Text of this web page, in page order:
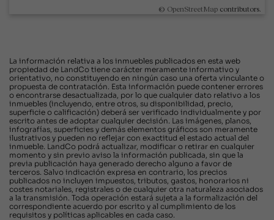
© OpenStreetMap contributors.
La información relativa a los inmuebles publicados en esta web
propiedad de LandCo tiene carácter meramente informativo y
orientativo, no constituyendo en ningún caso una oferta vinculante o
propuesta de contratación. Esta información puede contener errores
o encontrarse desactualizada, por lo que cualquier dato relativo a los
inmuebles (incluyendo, entre otros, su disponibilidad, precio,
superficie o calificación) deberá ser verificado individualmente y por
escrito antes de adoptar cualquier decisión. Las imágenes, planos,
infografías, superficies y demás elementos gráficos son meramente
ilustrativos y pueden no reflejar con exactitud el estado actual del
inmueble. LandCo podrá actualizar, modificar o retirar en cualquier
momento y sin previo aviso la información publicada, sin que la
previa publicación haya generado derecho alguno a favor de
terceros. Salvo indicación expresa en contrario, los precios
publicados no incluyen impuestos, tributos, gastos, honorarios ni
costes notariales, registrales o de cualquier otra naturaleza asociados
a la transmisión. Toda operación estará sujeta a la formalización del
correspondiente acuerdo por escrito y al cumplimiento de los
requisitos y políticas aplicables en cada caso.